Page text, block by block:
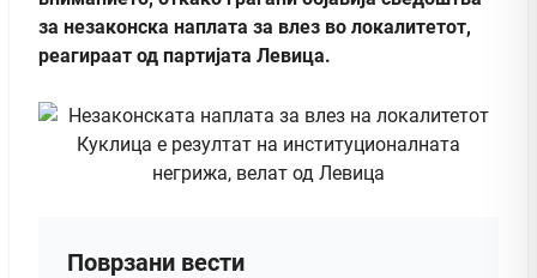
за незаконска наплата за влез во локалитетот,
реагираат од партијата Левица.
Поврзани вести